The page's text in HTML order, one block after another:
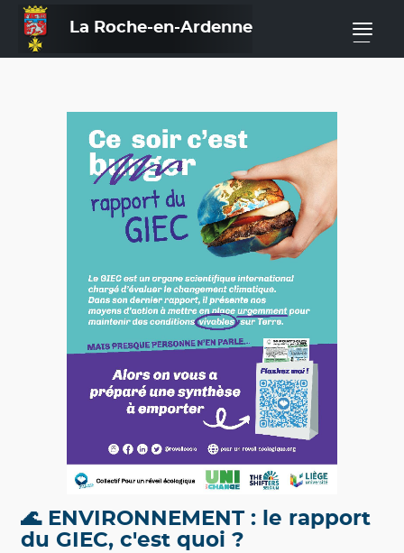
La Roche-en-Ardenne —
🌊 ENVIRONNEMENT : le rapport
du GIEC, c'est quoi ?